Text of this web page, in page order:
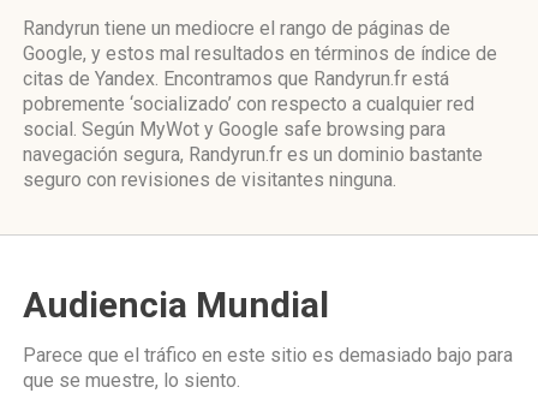
Randyrun tiene un mediocre el rango de páginas de
Google, y estos mal resultados en términos de índice de
citas de Yandex. Encontramos que Randyrun.fr está
pobremente ‘socializado’ con respecto a cualquier red
social. Según MyWot y Google safe browsing para
navegación segura, Randyrun.fr es un dominio bastante
seguro con revisiones de visitantes ninguna.
Audiencia Mundial
Parece que el tráfico en este sitio es demasiado bajo para
que se muestre, lo siento.